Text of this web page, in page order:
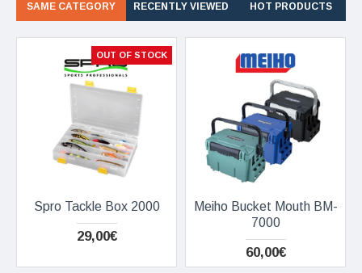
SAME CATEGORY RECENTLY VIEWED HOT PRODUCTS
OUT OF STOCK
Spro Tackle Box 2000
29,00€
Meiho Bucket Mouth BM-
7000
60,00€